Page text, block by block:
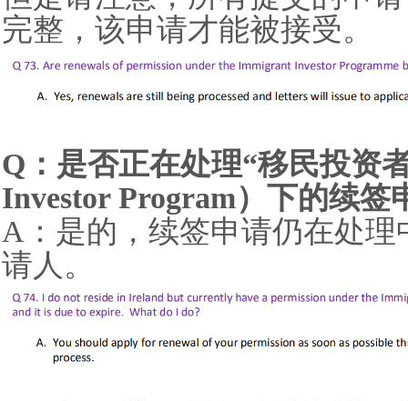
完整，该申请才能被接受。
Q：是否正在处理“移民投资
Investor Program）下的续签
A：是的，续签申请仍在处
请人。